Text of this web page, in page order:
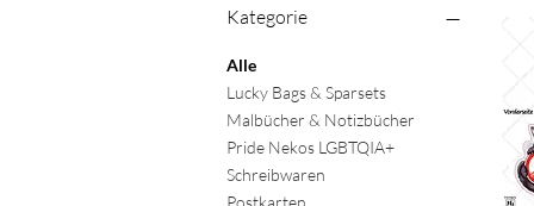
Kategorie
Alle
Lucky Bags & Sparsets
Malbücher & Notizbücher
Pride Nekos LGBTQIA+
Schreibwaren
Postkarten